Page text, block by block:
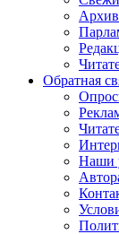
Обратная
Наши